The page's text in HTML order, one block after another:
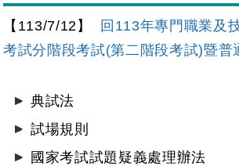
【113/7/12】
回113年專門職業及
考試分階段考試(第二階段考試)暨
典試法
試場規則
國家考試試題疑義處理辦法